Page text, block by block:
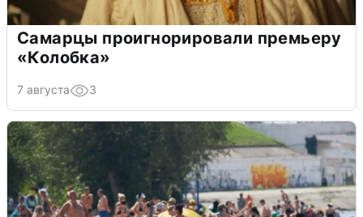
Самарцы проигнорировали премьеру
«Колобка»
7 августа 3